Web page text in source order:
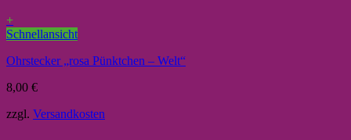
+
Schnellansicht
Ohrstecker „rosa Pünktchen – Welt“
8,00 €
zzgl. Versandkosten